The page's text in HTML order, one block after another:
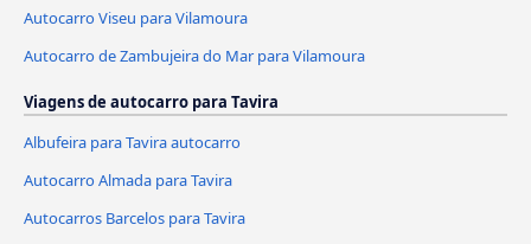
Autocarro Viseu para Vilamoura
Autocarro de Zambujeira do Mar para Vilamoura
Viagens de autocarro para Tavira
Albufeira para Tavira autocarro
Autocarro Almada para Tavira
Autocarros Barcelos para Tavira